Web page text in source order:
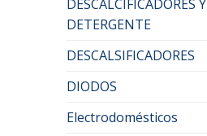
DESCALCIFICADORES Y
DETERGENTE
DESCALSIFICADORES
DIODOS
Electrodomésticos